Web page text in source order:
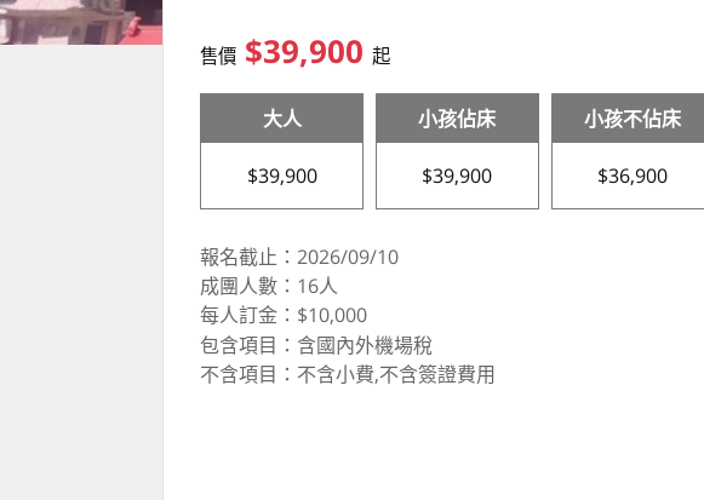
售價 $39,900起
大人
$39,900
小孩佔床
$39,900
小孩不佔床
$36,900
報名截止：2026/09/10
成團人數：16人
每人訂金：$10,000
包含項目：含國內外機場稅
不含項目：不含小費,不含簽證費用